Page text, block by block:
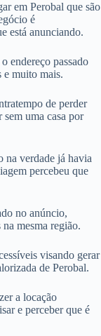
em Perobal que são
é
está anunciando.
endereço passado
e muito mais.
de perder
uma casa por
na verdade já havia
percebeu que
no anúncio,
mesma região.
visando gerar
de Perobal.
a locação
e perceber que é